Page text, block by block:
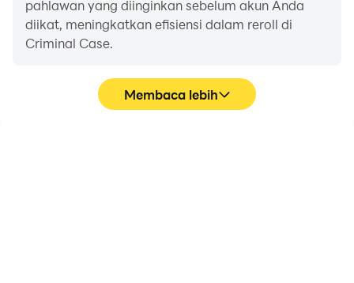
pahlawan yang diinginkan sebelum akun Anda
diikat, meningkatkan efisiensi dalam reroll di
Criminal Case.
Membaca lebih